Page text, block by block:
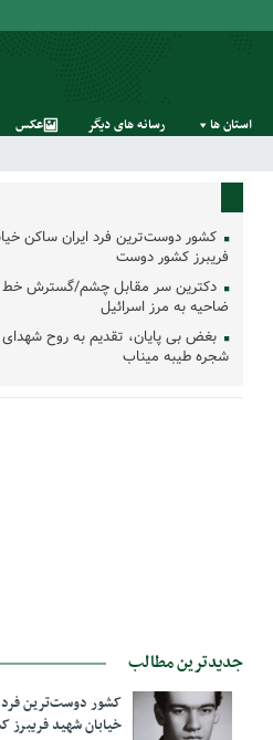
استان‌ ها رسانه‌ های‌ دیگر عکس
کشور دوست‌ترین فرد ایران ساکن
فریبرز کشور دوست
دکترین سر مقابل چشم/گسترش خط
ضاحیه به مرز اسرائیل
بغض بی پایان، تقدیم به روح
شجره طیبه میناب
جدیدترین مطالب
کشور دوست‌ترین فرد
خیابان شهید